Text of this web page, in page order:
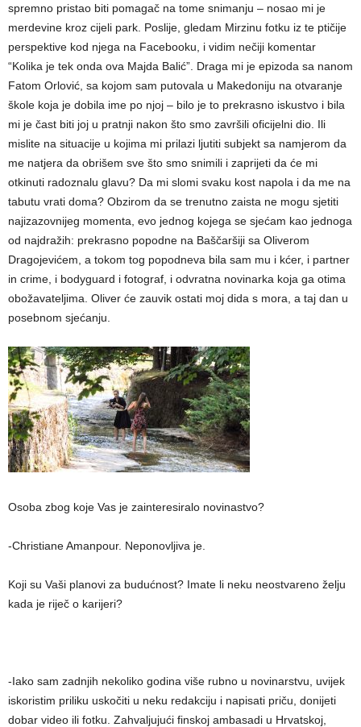
spremno pristao biti pomagač na tome snimanju – nosao mi je
merdevine kroz cijeli park. Poslije, gledam Mirzinu fotku iz te ptičije
perspektive kod njega na Facebooku, i vidim nečiji komentar
“Kolika je tek onda ova Majda Balić”. Draga mi je epizoda sa nanom
Fatom Orlović, sa kojom sam putovala u Makedoniju na otvaranje
škole koja je dobila ime po njoj – bilo je to prekrasno iskustvo i bila
mi je čast biti joj u pratnji nakon što smo završili oficijelni dio. Ili
mislite na situacije u kojima mi prilazi ljutiti subjekt sa namjerom da
me natjera da obrišem sve što smo snimili i zaprijeti da će mi
otkinuti radoznalu glavu? Da mi slomi svaku kost napola i da me na
tabutu vrati doma? Obzirom da se trenutno zaista ne mogu sjetiti
najizazovnijeg momenta, evo jednog kojega se sjećam kao jednoga
od najdražih: prekrasno popodne na Baščaršiji sa Oliverom
Dragojevićem, a tokom tog popodneva bila sam mu i kćer, i partner
in crime, i bodyguard i fotograf, i odvratna novinarka koja ga otima
obožavateljima. Oliver će zauvik ostati moj dida s mora, a taj dan u
posebnom sjećanju.
Osoba zbog koje Vas je zainteresiralo novinastvo?
-Christiane Amanpour. Neponovljiva je.
Koji su Vaši planovi za budućnost? Imate li neku neostvareno želju
kada je riječ o karijeri?
-Iako sam zadnjih nekoliko godina više rubno u novinarstvu, uvijek
iskoristim priliku uskočiti u neku redakciju i napisati priču, donijeti
dobar video ili fotku. Zahvaljujući finskoj ambasadi u Hrvatskoj,